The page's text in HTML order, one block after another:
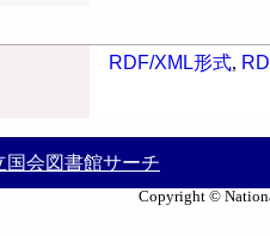
RDF/XML形式,
国会図書館サーチ
Copyright ©